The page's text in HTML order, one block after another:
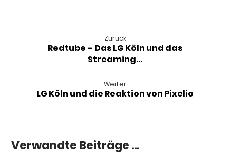
Zurück
Redtube – Das LG Köln und das
Streaming…
Weiter
LG Köln und die Reaktion von Pixelio
Verwandte Beiträge ...